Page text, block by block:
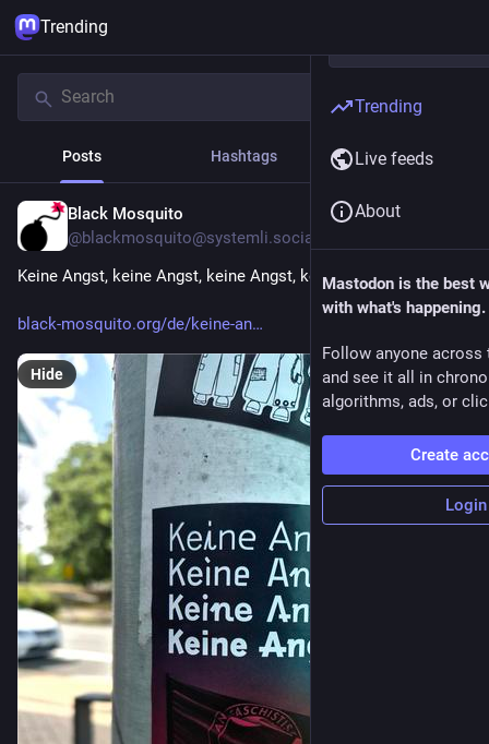
Trending
Posts Hashtags News
Black Mosquito
@blackmosquito@systemli.social
Keine Angst, keine Angst, keine Angst, keine Angst.  🏴
black-mosquito.org/de/keine-an
Hide
Trending
Live feeds
About
Mastodon is the best
with what's happening.
Follow anyone across
and see it all in
algorithms, ads, or
Create
Login